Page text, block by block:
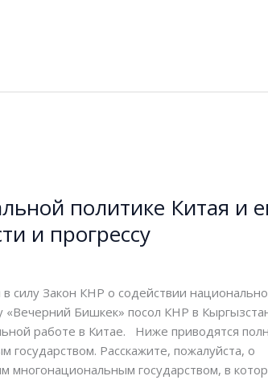
политике Китая и
и прогрессу
силу Закон КНР о содействии
«Вечерний Бишкек» посол КНР в
работе в Китае. Ниже приводятся
Расскажите, пожалуйста, о
многонациональным государством, в